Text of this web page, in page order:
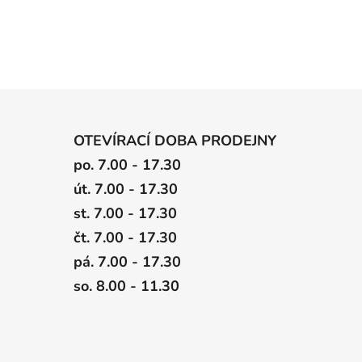
OTEVÍRACÍ DOBA PRODEJNY
po. 7.00 - 17.30
út. 7.00 - 17.30
st. 7.00 - 17.30
čt. 7.00 - 17.30
pá. 7.00 - 17.30
so. 8.00 - 11.30